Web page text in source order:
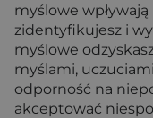
myślowe
zidentyfikujesz i
myślowe
myślami,
odporność na
akceptować